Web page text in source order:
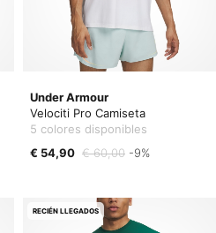
Under Armour
Velociti Pro Camiseta
5 colores disponibles
€ 54,90 € 60,00 -9%
RECIÉN LLEGADOS